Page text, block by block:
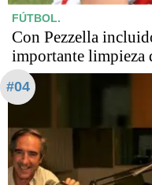
FÚTBOL.
Con Pezzella
importante limpieza
#04